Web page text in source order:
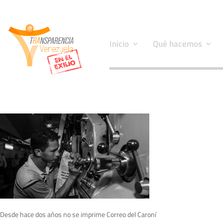
Inicio Qué hacemos
Desde hace dos años no se imprime Correo del Caroní